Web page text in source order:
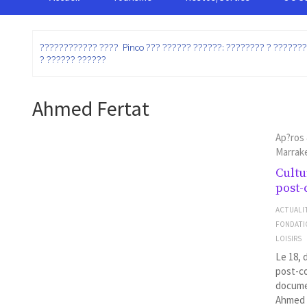
???????????? ???? Pinco ??? ?????? ??????: ???????? ?
? ?????? ??????
Ahmed Fertat
LOISIRS
Le 18,
post-